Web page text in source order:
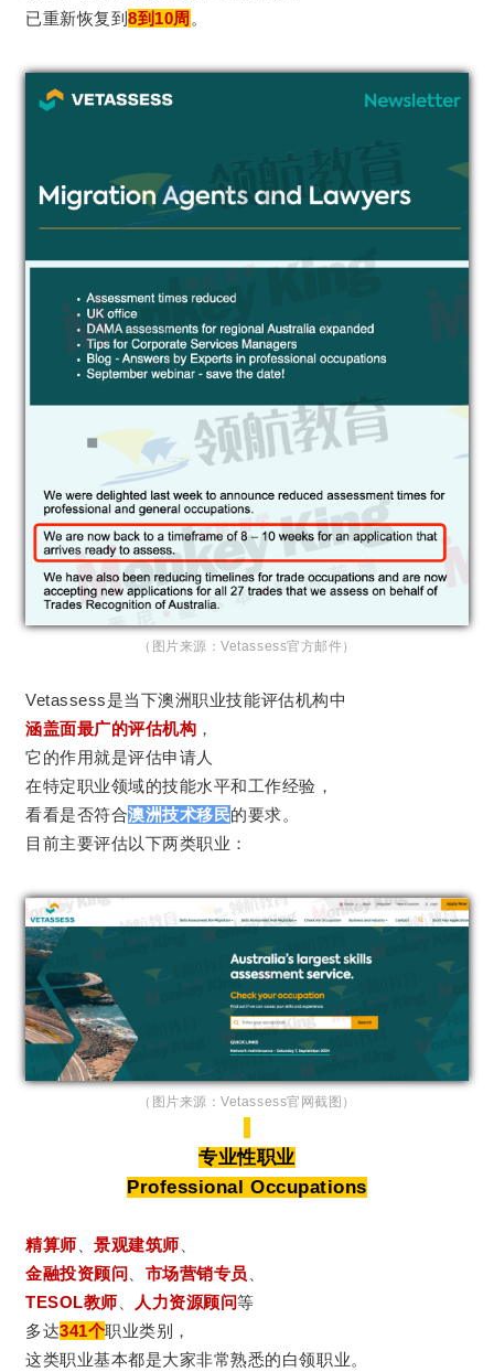
已重新恢复到8到10周 。
（图片来源：Vetassess官方邮件）
Vetassess是当下澳洲职业技能评估机构中
涵盖面最广的评估机构 ，
它的作用就是评估申请人
在特定职业领域的技能水平和工作经验，
看看是否符合澳洲技术移民的要求。
目前主要评估以下两类职业：
（图片来源：Vetassess官网截图）
专业性职业
Professional Occupations
精算师 、景观建筑师
金融投资顾问
市场营销专员
TESOL教师
人力资源顾问等
多达341个职业类别，
这类职业基本都是大家非常熟悉的白领职业。